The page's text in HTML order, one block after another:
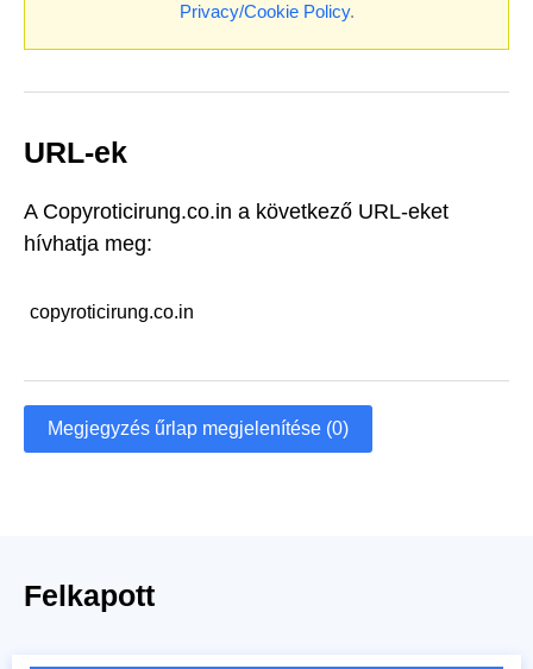
Privacy/Cookie Policy.
URL-ek
A Copyroticirung.co.in a következő URL-eket
hívhatja meg:
copyroticirung.co.in
Megjegyzés űrlap megjelenítése (0)
Felkapott